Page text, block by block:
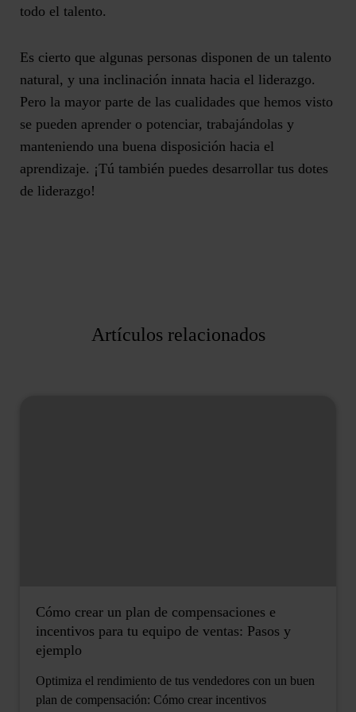
todo el talento.
Es cierto que algunas personas disponen de un talento
natural, y una inclinación innata hacia el liderazgo.
Pero la mayor parte de las cualidades que hemos visto
se pueden aprender o potenciar, trabajándolas y
manteniendo una buena disposición hacia el
aprendizaje. ¡Tú también puedes desarrollar tus dotes
de liderazgo!
Artículos relacionados
Cómo crear un plan de compensaciones e
incentivos para tu equipo de ventas: Pasos y
ejemplo
Optimiza el rendimiento de tus vendedores con un buen
plan de compensación: Cómo crear incentivos